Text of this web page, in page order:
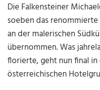
Die Falkensteiner
soeben das
an der malerischen
übernommen. Was
florierte, geht nun final
österreichischen